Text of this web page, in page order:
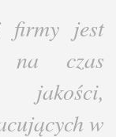
firmy jest
na czas
jakości,
w